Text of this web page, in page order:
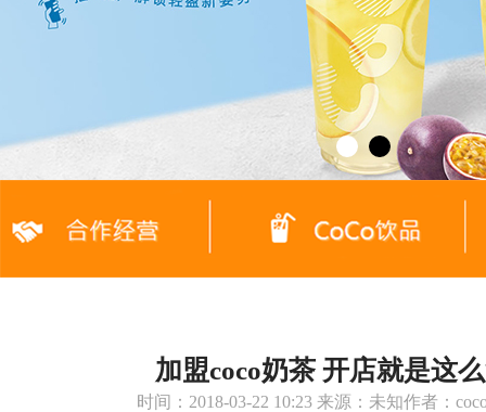
加盟coco奶茶 开店就是这
时间：2018-03-22 10:23 来源：未知作者：